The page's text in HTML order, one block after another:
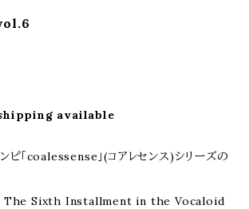
available
ピ「coalessense」(コアレセンス)シリーズの
The Sixth Installment in the Vocaloid